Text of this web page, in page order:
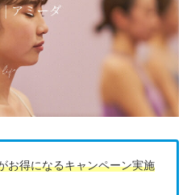
お得になるキャンペーン実施